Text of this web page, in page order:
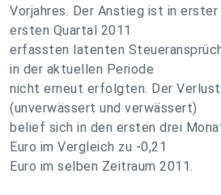
Vorjahres. Der Anstieg ist in erster
ersten Quartal 2011
erfassten latenten
in der aktuellen Periode
nicht erneut erfolgten. Der
(unverwässert und verwässert)
belief sich in den ersten drei
Euro im Vergleich zu -0,21
Euro im selben Zeitraum 2011.